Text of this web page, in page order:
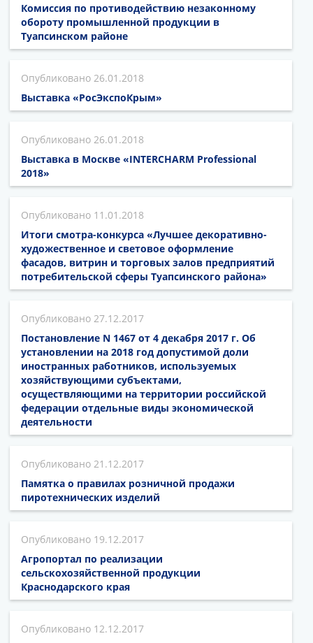
Комиссия по противодействию незаконному
обороту промышленной продукции в
Туапсинском районе
26.01.2018
Выставка «РосЭкспоКрым»
26.01.2018
Выставка в Москве «INTERCHARM Professional
2018»
11.01.2018
Итоги смотра-конкурса «Лучшее декоративно-
художественное и световое оформление
фасадов, витрин и торговых залов предприятий
потребительской сферы Туапсинского района»
27.12.2017
Постановление N 1467 от 4 декабря 2017 г. Об
установлении на 2018 год допустимой доли
иностранных работников, используемых
хозяйствующими субъектами,
осуществляющими на территории российской
федерации отдельные виды экономической
деятельности
21.12.2017
Памятка о правилах розничной продажи
пиротехнических изделий
19.12.2017
Агропортал по реализации
сельскохозяйственной продукции
Краснодарского края
12.12.2017